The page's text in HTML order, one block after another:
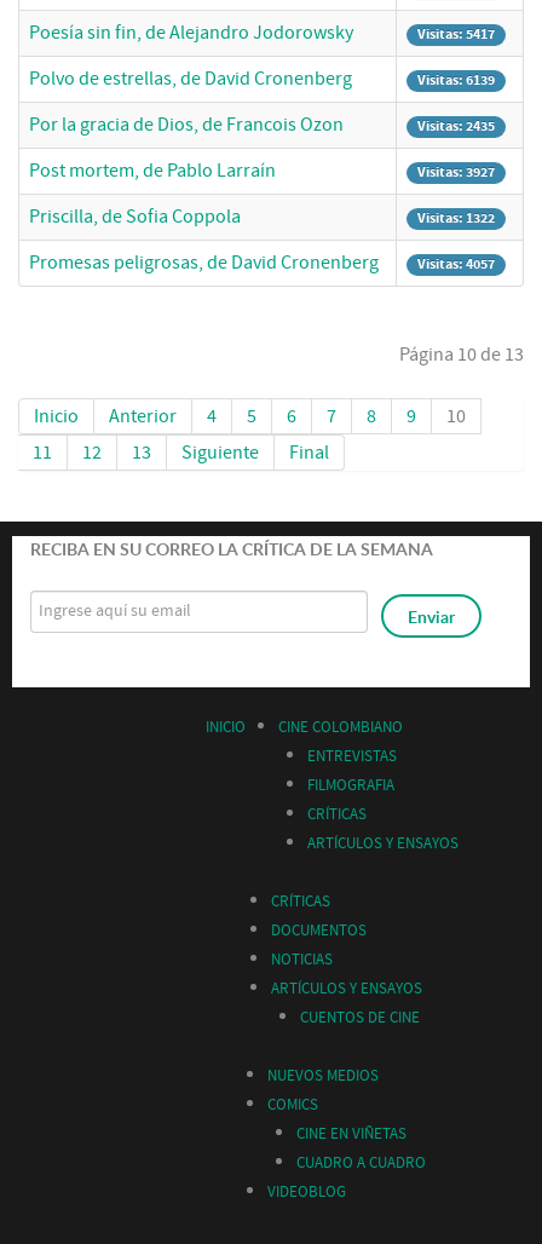
Poesía sin fin, de Alejandro Jodorowsky Visitas: 5417
Polvo de estrellas, de David Cronenberg Visitas: 6139
Por la gracia de Dios, de Francois Ozon Visitas: 2435
Post mortem, de Pablo Larraín Visitas: 3927
Priscilla, de Sofia Coppola Visitas: 1322
Promesas peligrosas, de David Cronenberg Visitas: 4057
Página 10 de 13
Inicio Anterior 4 5 6 7 8 9
10
11
12 13 Siguiente Final
RECIBA EN SU CORREO LA CRÍTICA DE LA SEMANA
INICIO
CINE COLOMBIANO
ENTREVISTAS
FILMOGRAFIA
CRÍTICAS
ARTÍCULOS Y ENSAYOS
CRÍTICAS
DOCUMENTOS
NOTICIAS
ARTÍCULOS Y ENSAYOS
CUENTOS DE CINE
NUEVOS MEDIOS
COMICS
CINE EN VIÑETAS
CUADRO A CUADRO
VIDEOBLOG